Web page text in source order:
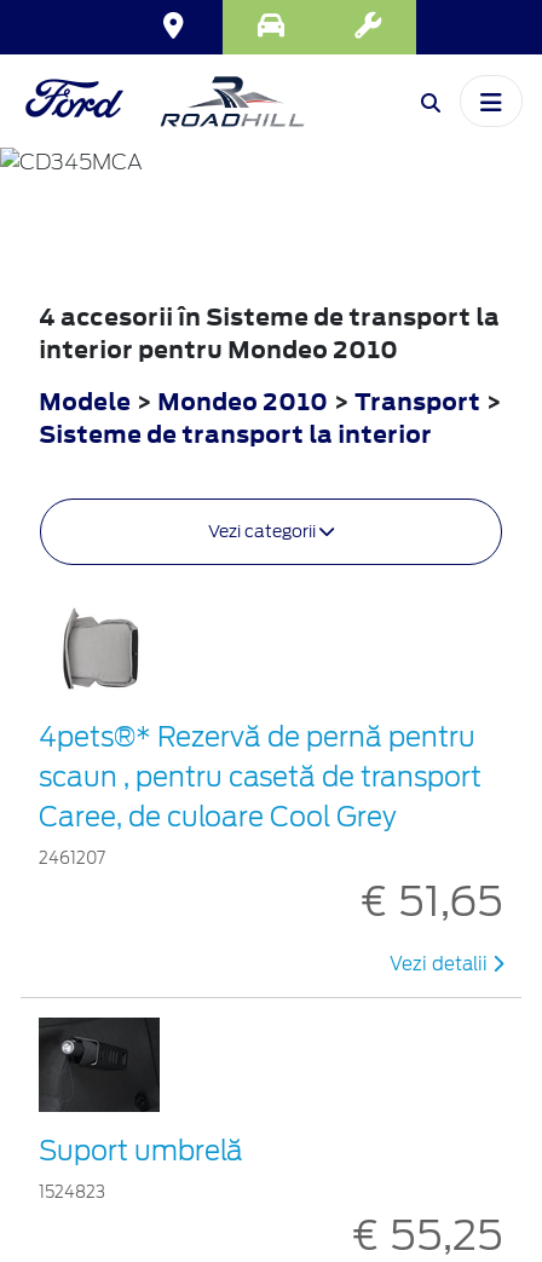
MONDEO
4 accesorii în Sisteme de transport la
interior pentru Mondeo 2010
Modele > Mondeo 2010 > Transport >
Sisteme de transport la interior
Vezi categorii
4pets®* Rezervă de pernă pentru
scaun , pentru casetă de transport
Caree, de culoare Cool Grey
2461207
€ 51,65
Vezi detalii
Suport umbrelă
1524823
€ 55,25